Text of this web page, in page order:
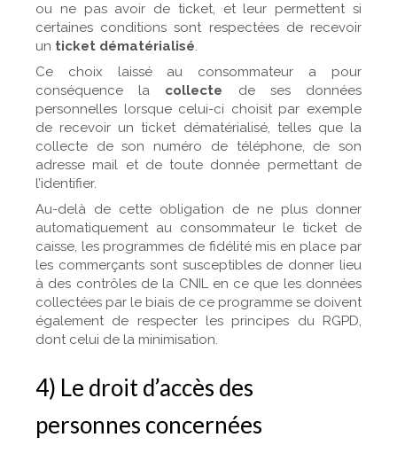
ou ne pas avoir de ticket, et leur permettent si
certaines conditions sont respectées de recevoir
un ticket dématérialisé.
Ce choix laissé au consommateur a pour
conséquence la collecte de ses données
personnelles lorsque celui-ci choisit par exemple
de recevoir un ticket dématérialisé, telles que la
collecte de son numéro de téléphone, de son
adresse mail et de toute donnée permettant de
l’identifier.
Au-delà de cette obligation de ne plus donner
automatiquement au consommateur le ticket de
caisse, les programmes de fidélité mis en place par
les commerçants sont susceptibles de donner lieu
à des contrôles de la CNIL en ce que les données
collectées par le biais de ce programme se doivent
également de respecter les principes du RGPD,
dont celui de la minimisation.
4) Le droit d’accès des
personnes concernées